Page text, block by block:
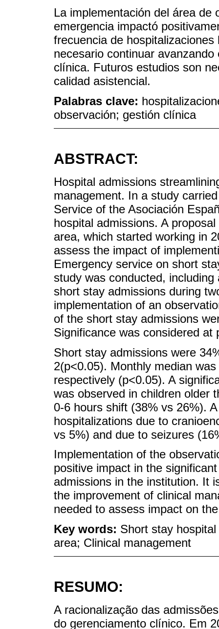
La implementación del área de
emergencia impactó
frecuencia de
necesario continuar
clínica. Futuros estudios son
calidad asistencial.
Palabras clave:
observación; gestión clínica
ABSTRACT:
Hospital admissions
management. In a study
Service of the Asociación
hospital admissions. A
area, which started working in
assess the impact of
Emergency service on short
study was conducted,
short stay admissions during
implementation of an
of the short stay admissions
Significance was considered at
Short stay admissions were
2(p<0.05). Monthly median
respectively (p<0.05). A
was observed in children older
0-6 hours shift (38% vs 26%).
hospitalizations due to
vs 5%) and due to seizures
Implementation of the
positive impact in the
admissions in the institution. It
the improvement of clinical
needed to assess impact on
Key words: Short stay
area; Clinical management
RESUMO:
A racionalização das
do gerenciamento clínico. Em